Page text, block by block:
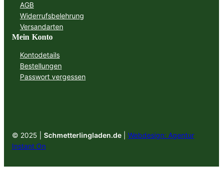
AGB
Widerrufsbelehrung
Versandarten
Mein Konto
Kontodetails
Bestellungen
Passwort vergessen
© 2025 | Schmetterlingladen.de
Webdesign: Agentur
Instant On